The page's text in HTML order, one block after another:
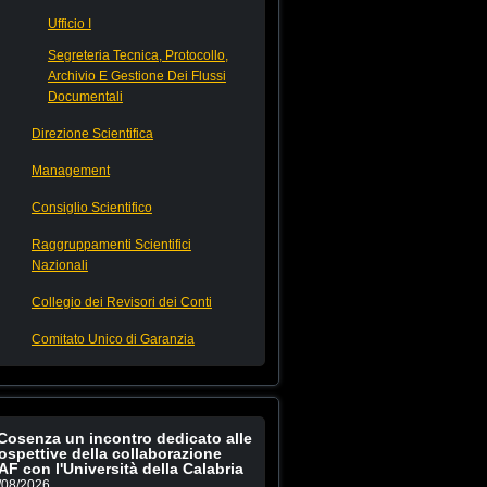
Ufficio I
Segreteria Tecnica, Protocollo,
Archivio E Gestione Dei Flussi
Documentali
Direzione Scientifica
Management
Consiglio Scientifico
Raggruppamenti Scientifici
Nazionali
Collegio dei Revisori dei Conti
Comitato Unico di Garanzia
un incontro dedicato alle
della collaborazione
con l'Università della Calabria